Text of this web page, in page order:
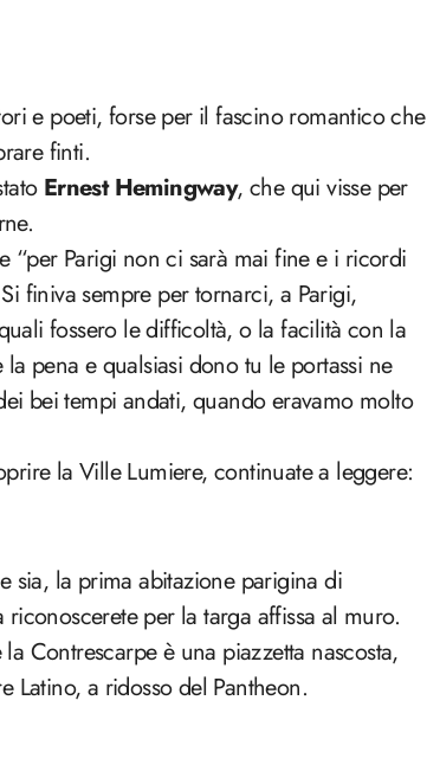
e poeti, forse per il fascino romantico che
finti.
Ernest Hemingway, che qui visse per
“per Parigi non ci sarà mai fine e i ricordi
finiva sempre per tornarci, a Parigi,
fossero le difficoltà, o la facilità con la
pena e qualsiasi dono tu le portassi ne
bei tempi andati, quando eravamo molto
la Ville Lumiere, continuate a leggere:
sia, la prima abitazione parigina di
per la targa affissa al muro.
Contrescarpe è una piazzetta nascosta,
a ridosso del Pantheon.